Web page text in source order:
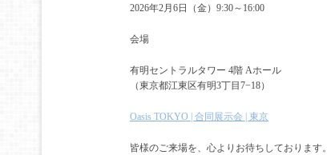
2026年2月6日（金）9:30～16:00
会場
有明セントラルタワー 4階 Aホール
（東京都江東区有明3丁目7−18）
Oasis TOKYO | 合同展示会 | 東京
皆様のご来場を、心よりお待ちしております。